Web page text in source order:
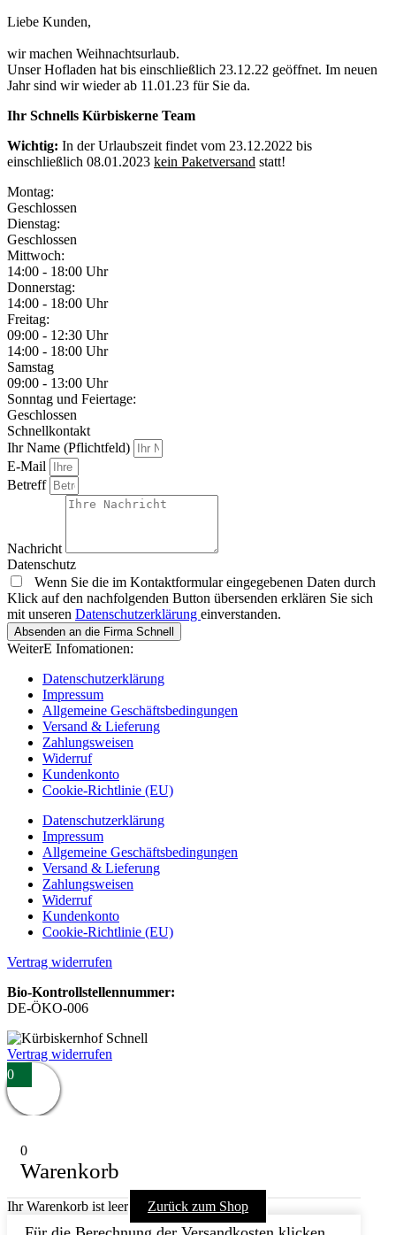
Liebe Kunden,
wir machen Weihnachtsurlaub.
Unser Hofladen hat bis einschließlich 23.12.22 geöffnet. Im neuen
Jahr sind wir wieder ab 11.01.23 für Sie da.
Ihr Schnells Kürbiskerne Team
Wichtig: In der Urlaubszeit findet vom 23.12.2022 bis
einschließlich 08.01.2023 kein Paketversand statt!
Montag:
Geschlossen
Dienstag:
Geschlossen
Mittwoch:
14:00 - 18:00 Uhr
Donnerstag:
14:00 - 18:00 Uhr
Freitag:
09:00 - 12:30 Uhr
14:00 - 18:00 Uhr
Samstag
09:00 - 13:00 Uhr
Sonntag und Feiertage:
Geschlossen
Schnellkontakt
Ihr Name (Pflichtfeld)
E-Mail
Betreff
Nachricht
Datenschutz
Wenn Sie die im Kontaktformular eingegebenen Daten durch
Klick auf den nachfolgenden Button übersenden erklären Sie sich
mit unseren Datenschutzerklärung einverstanden.
Absenden an die Firma Schnell
WeiterE Infomationen:
Datenschutzerklärung
Impressum
Allgemeine Geschäftsbedingungen
Versand & Lieferung
Zahlungsweisen
Widerruf
Kundenkonto
Cookie-Richtlinie (EU)
Datenschutzerklärung
Impressum
Allgemeine Geschäftsbedingungen
Versand & Lieferung
Zahlungsweisen
Widerruf
Kundenkonto
Cookie-Richtlinie (EU)
Vertrag widerrufen
Bio-Kontrollstellennummer:
DE-ÖKO-006
Vertrag widerrufen
0
0
Warenkorb
Ihr Warenkorb ist leer Zurück zum Shop